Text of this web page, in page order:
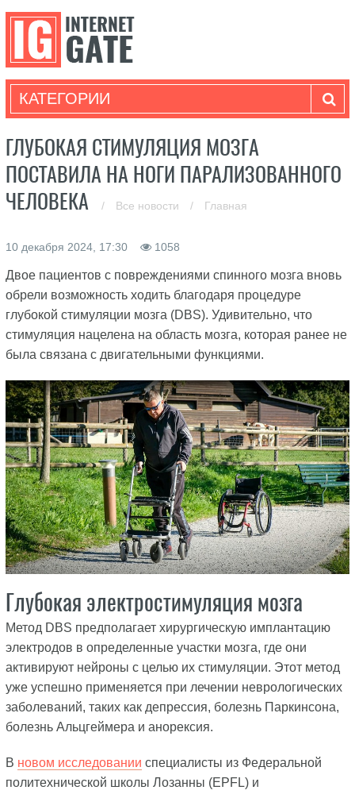
КАТЕГОРИИ
ГЛУБОКАЯ СТИМУЛЯЦИЯ МОЗГА
ПОСТАВИЛА НА НОГИ ПАРАЛИЗОВАННОГО
ЧЕЛОВЕКА
/ Все новости / Главная
10 декабря 2024, 17:30 1058
Двое пациентов с повреждениями спинного мозга вновь
обрели возможность ходить благодаря процедуре
глубокой стимуляции мозга (DBS). Удивительно, что
стимуляция нацелена на область мозга, которая ранее не
была связана с двигательными функциями.
Глубокая электростимуляция мозга
Метод DBS предполагает хирургическую имплантацию
электродов в определенные участки мозга, где они
активируют нейроны с целью их стимуляции. Этот метод
уже успешно применяется при лечении неврологических
заболеваний, таких как депрессия, болезнь Паркинсона,
болезнь Альцгеймера и анорексия.
В новом исследовании специалисты из Федеральной
политехнической школы Лозанны (EPFL) и